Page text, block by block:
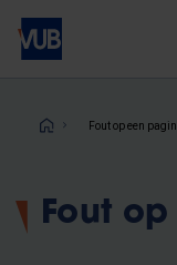
Overslaan
naar
inhoud
Fout op een
Fout